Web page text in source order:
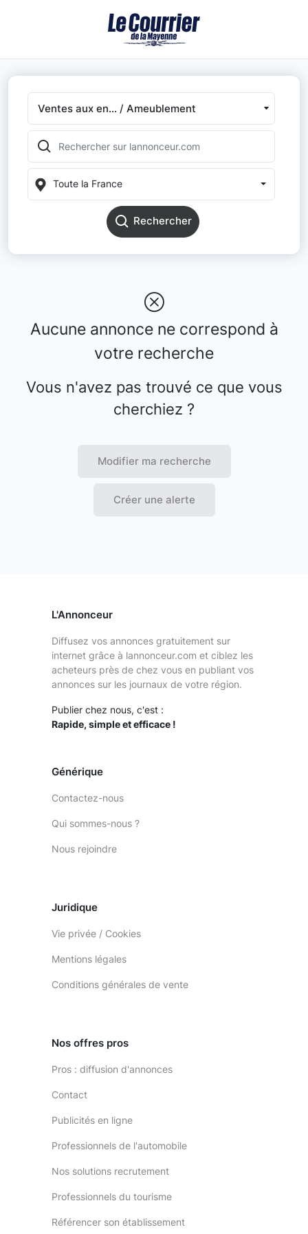
Ventes aux en... / Ameublement
Toute la France
Rechercher
Aucune annonce ne correspond à
votre recherche
Vous n'avez pas trouvé ce que vous
cherchiez ?
Modifier ma recherche
Créer une alerte
L'Annonceur
Diffusez vos annonces gratuitement sur
internet grâce à lannonceur.com et ciblez les
acheteurs près de chez vous en publiant vos
annonces sur les journaux de votre région.
Publier chez nous, c'est :
Rapide, simple et efficace !
Générique
Contactez-nous
Qui sommes-nous ?
Nous rejoindre
Juridique
Vie privée / Cookies
Mentions légales
Conditions générales de vente
Nos offres pros
Pros : diffusion d'annonces
Contact
Publicités en ligne
Professionnels de l'automobile
Nos solutions recrutement
Professionnels du tourisme
Référencer son établissement